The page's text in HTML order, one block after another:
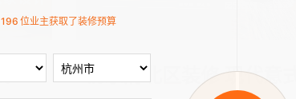
独城名邸装修 123平原木极简装修案例分享
196 位业主获取了装修预算